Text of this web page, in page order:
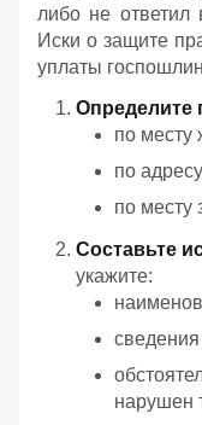
либо не ответил
Иски о защите
уплаты
Определите
по месту
по
по месту
Составьте
укажите:
сведения
нарушен